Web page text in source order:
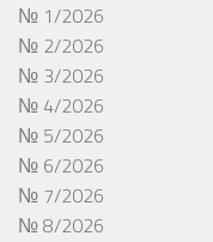
№ 1/2026
№ 2/2026
№ 3/2026
№ 4/2026
№ 5/2026
№ 6/2026
№ 7/2026
№ 8/2026